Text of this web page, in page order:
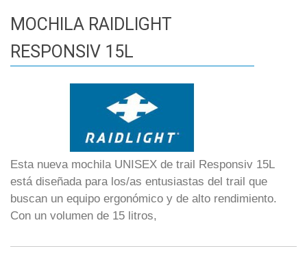
MOCHILA RAIDLIGHT
RESPONSIV 15L
Esta nueva mochila UNISEX de trail Responsiv 15L
está diseñada para los/as entusiastas del trail que
buscan un equipo ergonómico y de alto rendimiento.
Con un volumen de 15 litros,